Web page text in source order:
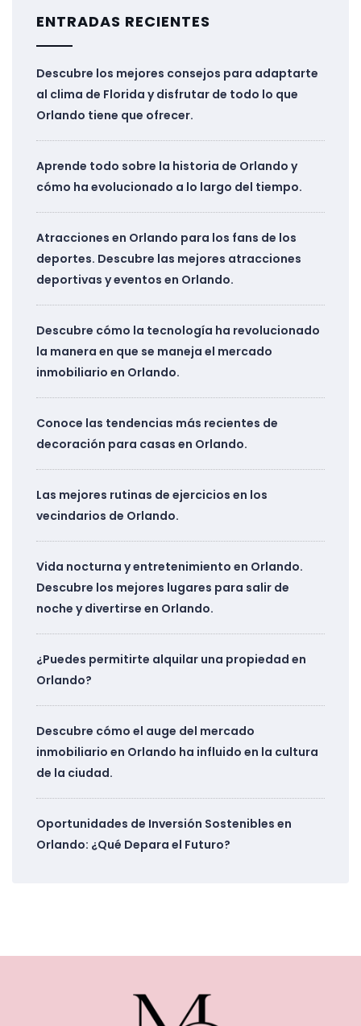
ENTRADAS RECIENTES
Descubre los mejores consejos para adaptarte
al clima de Florida y disfrutar de todo lo que
Orlando tiene que ofrecer.
Aprende todo sobre la historia de Orlando y
cómo ha evolucionado a lo largo del tiempo.
Atracciones en Orlando para los fans de los
deportes. Descubre las mejores atracciones
deportivas y eventos en Orlando.
Descubre cómo la tecnología ha revolucionado
la manera en que se maneja el mercado
inmobiliario en Orlando.
Conoce las tendencias más recientes de
decoración para casas en Orlando.
Las mejores rutinas de ejercicios en los
vecindarios de Orlando.
Vida nocturna y entretenimiento en Orlando.
Descubre los mejores lugares para salir de
noche y divertirse en Orlando.
¿Puedes permitirte alquilar una propiedad en
Orlando?
Descubre cómo el auge del mercado
inmobiliario en Orlando ha influido en la cultura
de la ciudad.
Oportunidades de Inversión Sostenibles en
Orlando: ¿Qué Depara el Futuro?